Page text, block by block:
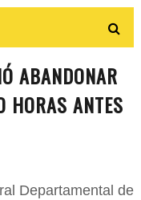
ABANDONAR
HORAS ANTES
Departamental de